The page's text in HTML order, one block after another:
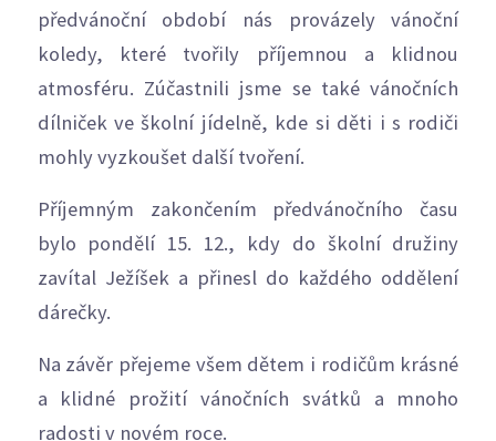
předvánoční období nás provázely vánoční
koledy, které tvořily příjemnou a klidnou
atmosféru. Zúčastnili jsme se také vánočních
dílniček ve školní jídelně, kde si děti i s rodiči
mohly vyzkoušet další tvoření.
Příjemným zakončením předvánočního času
bylo pondělí 15. 12., kdy do školní družiny
zavítal Ježíšek a přinesl do každého oddělení
dárečky.
Na závěr přejeme všem dětem i rodičům krásné
a klidné prožití vánočních svátků a mnoho
radosti v novém roce.